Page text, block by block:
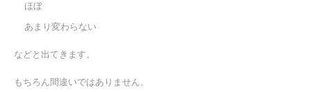
ほぼ
あまり変わらない
などと出てきます。
もちろん間違いではありません。